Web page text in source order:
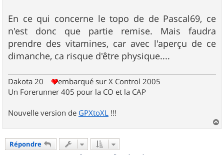
En ce qui concerne le topo de de Pascal69, ce
n'est donc que partie remise. Mais faudra
prendre des vitamines, car avec l'aperçu de ce
dimanche, ca risque d'être physique....
Dakota 20
embarqué sur X Control 2005
Un Forerunner 405 pour la CO et la CAP
Nouvelle version de GPXtoXL !!!
a
Répondre